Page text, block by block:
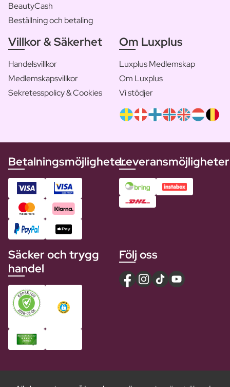
BeautyCash
Beställning och betaling
Villkor & Säkerhet
Handelsvillkor
Medlemskapsvillkor
Sekretesspolicy & Cookies
Om Luxplus
Luxplus Medlemskap
Om Luxplus
Vi stödjer
BetalningsmöjligheterLeveransmöjligheter
Säcker och trygg
handel
Följ oss